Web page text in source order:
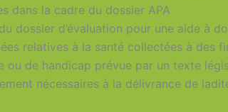
dans la cadre du dossier APA
dossier d’évaluation pour une aide à
relatives à la santé collectées à des
ou de handicap prévue par un texte
nécessaires à la délivrance de